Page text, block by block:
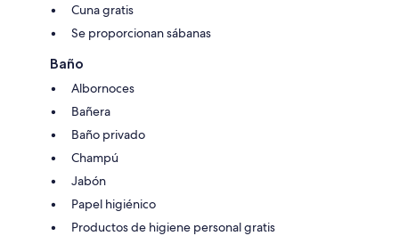
Cuna gratis
Se proporcionan sábanas
Baño
Albornoces
Bañera
Baño privado
Champú
Jabón
Papel higiénico
Productos de higiene personal gratis